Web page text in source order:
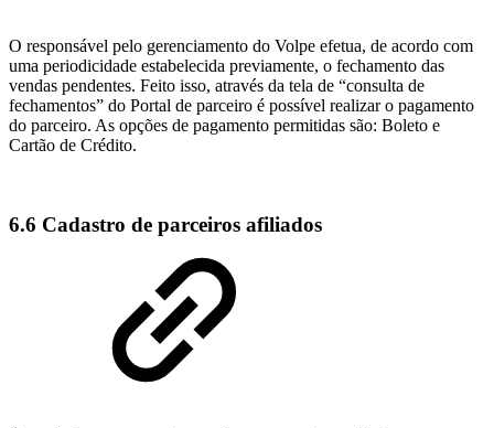
O responsável pelo gerenciamento do Volpe efetua, de acordo com
uma periodicidade estabelecida previamente, o fechamento das
vendas pendentes. Feito isso, através da tela de “consulta de
fechamentos” do Portal de parceiro é possível realizar o pagamento
do parceiro. As opções de pagamento permitidas são: Boleto e
Cartão de Crédito.
6.6 Cadastro de parceiros afiliados